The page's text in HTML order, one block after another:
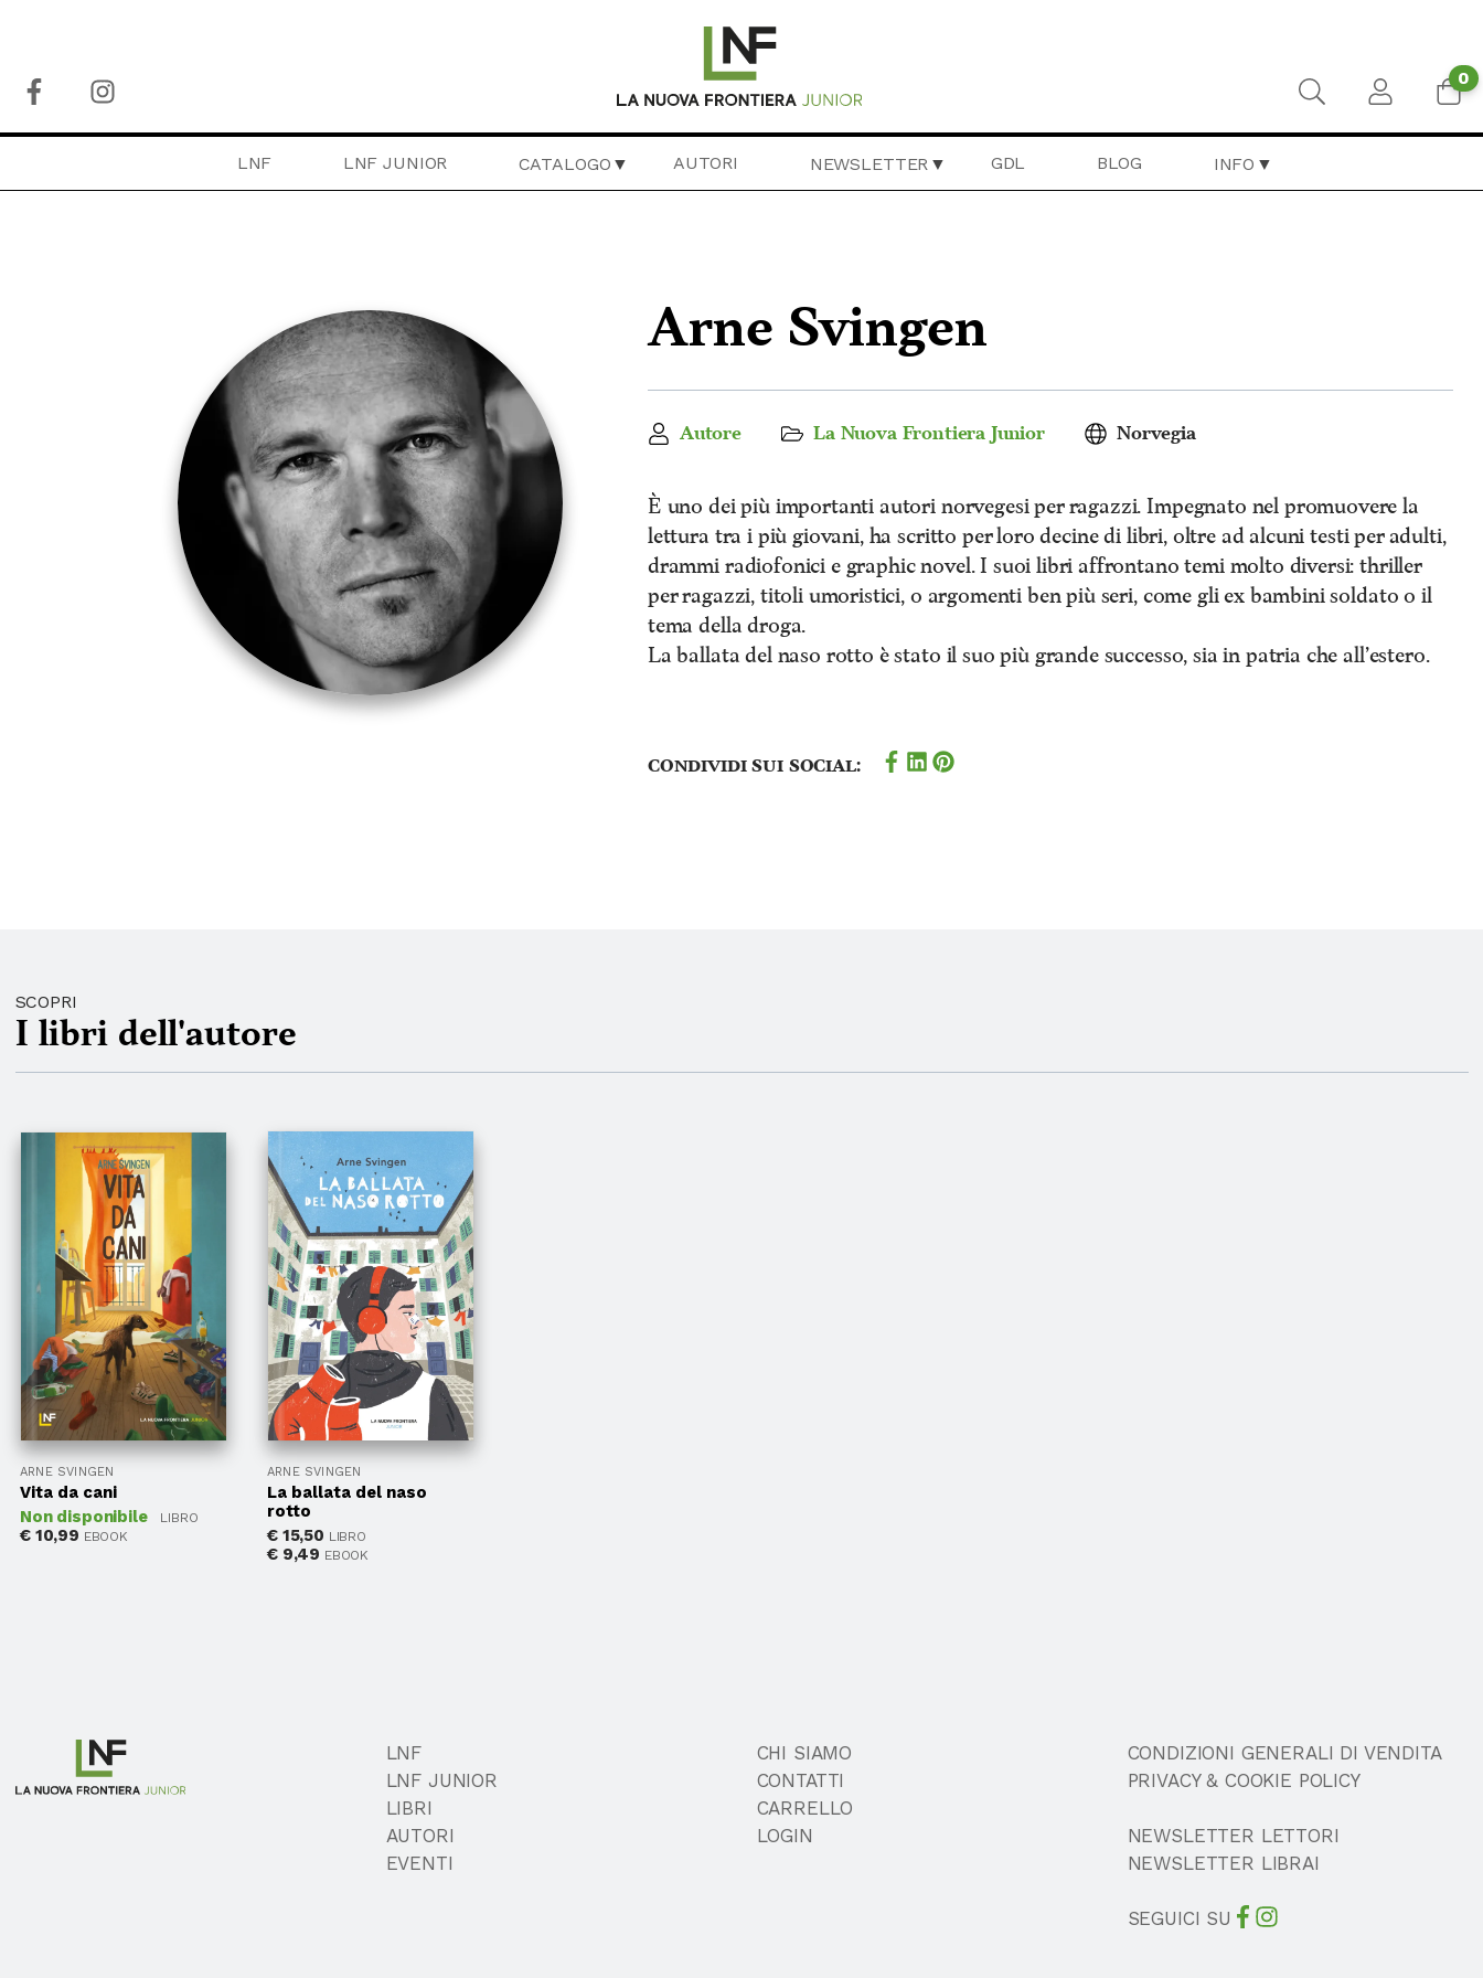
0
LNF LNF JUNIOR CATALOGO AUTORI NEWSLETTER GDL BLOG INFO
Arne Svingen
Autore La Nuova Frontiera Junior Norvegia
È uno dei più importanti autori norvegesi per ragazzi. Impegnato nel promuovere la
lettura tra i più giovani, ha scritto per loro decine di libri, oltre ad alcuni testi per adulti,
drammi radiofonici e graphic novel. I suoi libri affrontano temi molto diversi: thriller
per ragazzi, titoli umoristici, o argomenti ben più seri, come gli ex bambini soldato o il
tema della droga.
La ballata del naso rotto è stato il suo più grande successo, sia in patria che all’estero.
Condividi sui social:
SCOPRI
I libri dell'autore
ARNE SVINGEN
Vita da cani
Non disponibile
LIBRO
€10,99 EBOOK
ARNE SVINGEN
La ballata del naso
rotto
€15,50 LIBRO
€9,49 EBOOK
LNF
LNF JUNIOR
LIBRI
AUTORI
EVENTI
CHI SIAMO
CONTATTI
CARRELLO
LOGIN
CONDIZIONI GENERALI DI VENDITA
PRIVACY & COOKIE POLICY
NEWSLETTER LETTORI
NEWSLETTER LIBRAI
SEGUICI SU